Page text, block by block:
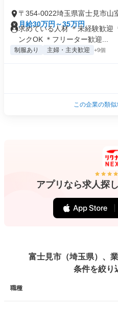
〒354-0022埼玉県富士見市山
月給30万円～35万円
求めている人材 ＊未経験歓迎
ンクOK ＊フリーター歓迎...
制服あり 主婦・主夫歓迎 +9個
この企業の類
アプリなら求人探
富士見市（埼玉県）、
条件を絞り
職種